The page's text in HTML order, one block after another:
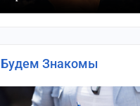
Будем Знакомы